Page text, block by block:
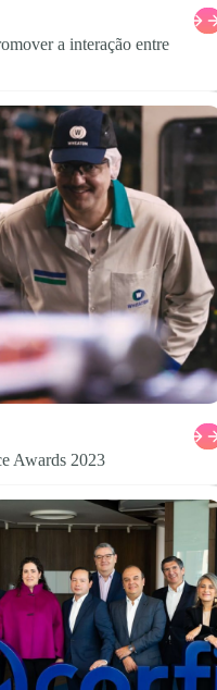
a interação entre
Awards 2023